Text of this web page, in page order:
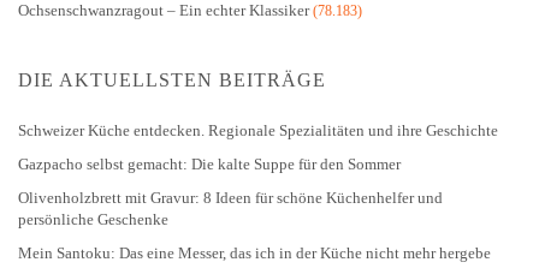
Ochsenschwanzragout – Ein echter Klassiker(78.183)
DIE AKTUELLSTEN BEITRÄGE
Schweizer Küche entdecken. Regionale Spezialitäten und ihre Geschichte
Gazpacho selbst gemacht: Die kalte Suppe für den Sommer
Olivenholzbrett mit Gravur: 8 Ideen für schöne Küchenhelfer und
persönliche Geschenke
Mein Santoku: Das eine Messer, das ich in der Küche nicht mehr hergebe